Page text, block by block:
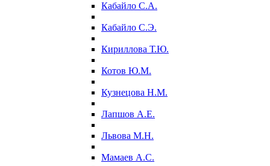
Кабайло С.А.
Кабайло С.Э.
Кириллова Т.Ю.
Котов Ю.М.
Кузнецова Н.М.
Лапшов А.Е.
Львова М.Н.
Мамаев А.С.